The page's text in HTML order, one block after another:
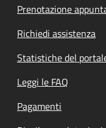
Prenotazione
Richiedi assistenza
Statistiche del
Leggi le FAQ
Pagamenti